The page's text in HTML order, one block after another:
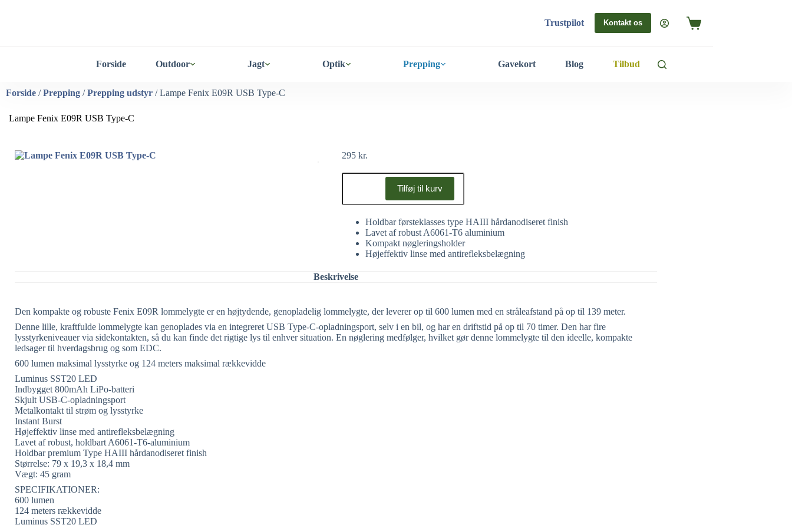
Trustpilot Kontakt os
Forside Outdoor Jagt Optik Prepping Gavekort Blog Tilbud
Forside /Prepping /Prepping udstyr / Lampe Fenix E09R USB Type-C
Lampe Fenix E09R USB Type-C
295 kr.
Tilføj til kurv
Holdbar førsteklasses type HAIII hårdanodiseret finish
Lavet af robust A6061-T6 aluminium
Kompakt nøgleringsholder
Højeffektiv linse med antirefleksbelægning
Beskrivelse
Den kompakte og robuste Fenix ​​E09R lommelygte er en højtydende, genopladelig lommelygte, der leverer op til 600 lumen med en stråleafstand på op til 139 meter.
Denne lille, kraftfulde lommelygte kan genoplades via en integreret USB Type-C-opladningsport, selv i en bil, og har en driftstid på op til 70 timer. Den har fire
lysstyrkeniveauer via sidekontakten, så du kan finde det rigtige lys til enhver situation. En nøglering medfølger, hvilket gør denne lommelygte til den ideelle, kompakte
ledsager til hverdagsbrug og som EDC.
600 lumen maksimal lysstyrke og 124 meters maksimal rækkevidde
Luminus SST20 LED
Indbygget 800mAh LiPo-batteri
Skjult USB-C-opladningsport
Metalkontakt til strøm og lysstyrke
Instant Burst
Højeffektiv linse med antirefleksbelægning
Lavet af robust, holdbart A6061-T6-aluminium
Holdbar premium Type HAIII hårdanodiseret finish
Størrelse: 79 x 19,3 x 18,4 mm
Vægt: 45 gram
SPECIFIKATIONER:
600 lumen
124 meters rækkevidde
Luminus SST20 LED